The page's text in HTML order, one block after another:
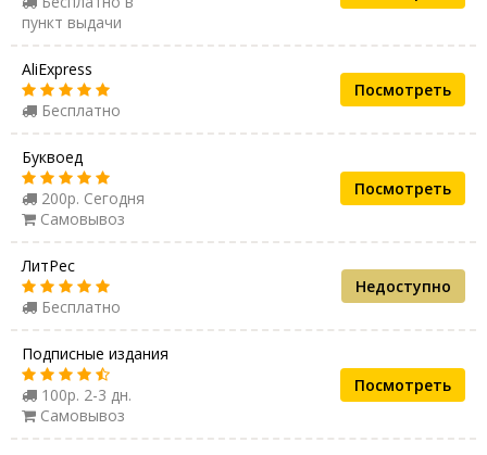
пункт выдачи
AliExpress
Бесплатно
Посмотреть
Буквоед
200р. Сегодня
Самовывоз
Посмотреть
ЛитРес
Бесплатно
Недоступно
Подписные издания
100р. 2-3 дн.
Самовывоз
Посмотреть